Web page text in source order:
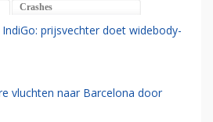
Crashes
prijsvechter doet widebody-
vluchten naar Barcelona door